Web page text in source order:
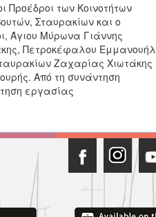
Προέδροι των Κοινοτήτων
Σταυρακίων και ο
Άγιου Μύρωνα Γιάννης
Πετροκέφαλου Εμμανουήλ
Ζαχαρίας Χιωτάκης
Από τη συνάντηση
εργασίας